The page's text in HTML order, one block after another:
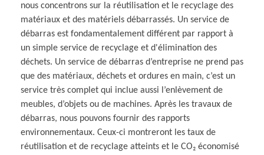
nous concentrons sur la réutilisation et le recyclage des
matériaux et des matériels débarrassés. Un service de
débarras est fondamentalement différent par rapport à
un simple service de recyclage et d'élimination des
déchets. Un service de débarras d’entreprise ne prend pas
que des matériaux, déchets et ordures en main, c’est un
service très complet qui inclue aussi l’enlèvement de
meubles, d’objets ou de machines. Après les travaux de
débarras, nous pouvons fournir des rapports
environnementaux. Ceux-ci montreront les taux de
réutilisation et de recyclage atteints et le CO₂ économisé